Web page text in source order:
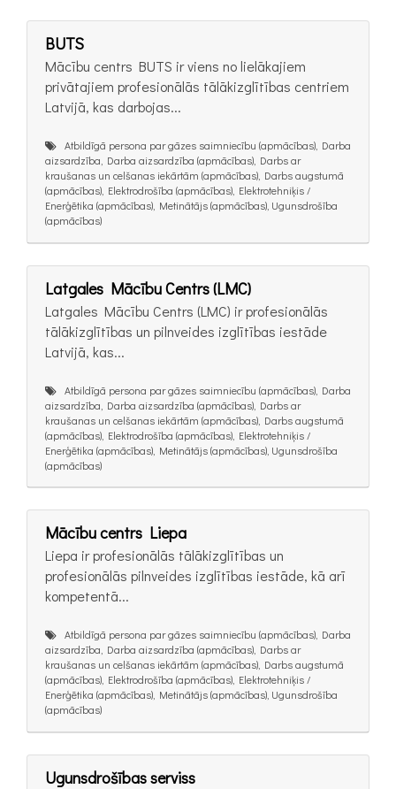
BUTS
Mācību centrs BUTS ir viens no lielākajiem
privātajiem profesionālās tālākizglītības centriem
Latvijā, kas darbojas...
Atbildīgā persona par gāzes saimniecību (apmācības), Darba
aizsardzība, Darba aizsardzība (apmācības), Darbs ar
kraušanas un celšanas iekārtām (apmācības), Darbs augstumā
(apmācības), Elektrodrošība (apmācības), Elektrotehniķis /
Enerģētika (apmācības), Metinātājs (apmācības), Ugunsdrošība
(apmācības)
Latgales Mācību Centrs (LMC)
Latgales Mācību Centrs (LMC) ir profesionālās
tālākizglītības un pilnveides izglītības iestāde
Latvijā, kas...
Atbildīgā persona par gāzes saimniecību (apmācības), Darba
aizsardzība, Darba aizsardzība (apmācības), Darbs ar
kraušanas un celšanas iekārtām (apmācības), Darbs augstumā
(apmācības), Elektrodrošība (apmācības), Elektrotehniķis /
Enerģētika (apmācības), Metinātājs (apmācības), Ugunsdrošība
(apmācības)
Mācību centrs Liepa
Liepa ir profesionālās tālākizglītības un
profesionālās pilnveides izglītības iestāde, kā arī
kompetentā...
Atbildīgā persona par gāzes saimniecību (apmācības), Darba
aizsardzība, Darba aizsardzība (apmācības), Darbs ar
kraušanas un celšanas iekārtām (apmācības), Darbs augstumā
(apmācības), Elektrodrošība (apmācības), Elektrotehniķis /
Enerģētika (apmācības), Metinātājs (apmācības), Ugunsdrošība
(apmācības)
Ugunsdrošības serviss